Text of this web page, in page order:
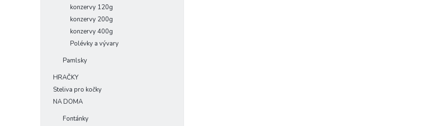
konzervy 120g
konzervy 200g
konzervy 400g
Polévky a vývary
Pamlsky
HRAČKY
Steliva pro kočky
NA DOMA
Fontánky